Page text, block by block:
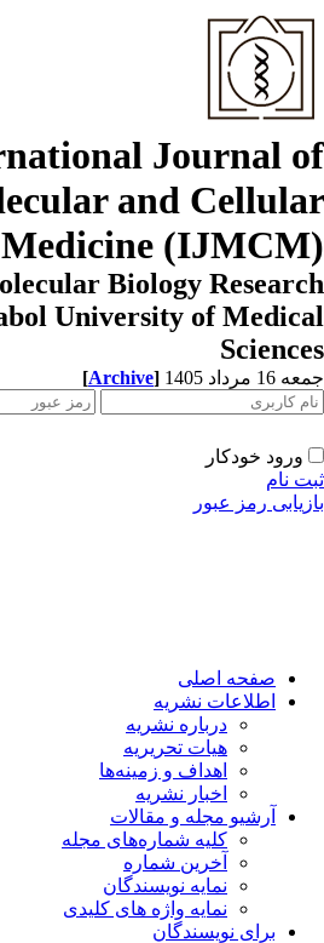
Journal
and
Medicine
Biology
University of
مرداد 1405 [Archive]
ورود خودکار
نام
رمز عبور
صفحه اصلی
اطلاعات نشریه
درباره نشریه
هیات تحریریه
اهداف و زمینه‌ها
اخبار نشریه
آرشیو مجله و مقالات
کلیه شماره‌های مجله
آخرین شماره
نمایه نویسندگان
نمایه واژه های کلیدی
برای نویسندگان